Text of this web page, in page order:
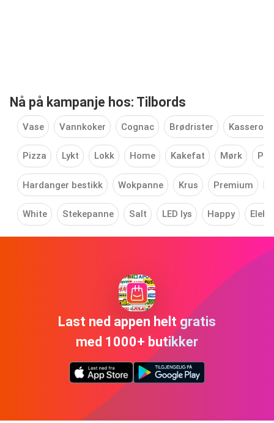
Nå på kampanje hos: Tilbords
Vase Vannkoker Cognac Brødrister Kasserolle
Pizza Lykt Lokk Home Kakefat Mørk
Hardanger bestikk Wokpanne Krus Premium
White Stekepanne Salt LED lys Happy
Last ned appen helt gratis
med 1000+ butikker